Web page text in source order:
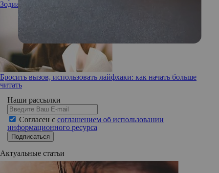
Зодиака на март
Бросить вызов, использовать лайфхаки: как начать больше
читать
Наши рассылки
Согласен с соглашением об использовании
информационного ресурса
Подписаться
Актуальные статьи